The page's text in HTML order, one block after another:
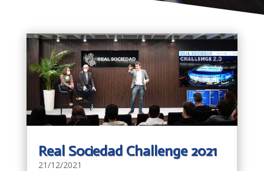
Real Sociedad Challenge 2021
21/12/2021